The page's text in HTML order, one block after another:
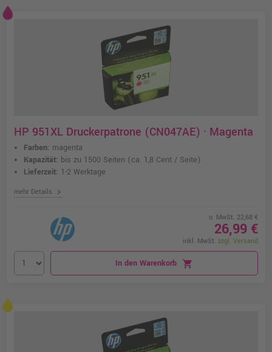
HP 951XL Druckerpatrone (CN047AE) · Magenta
Farben: magenta
Kapazität: bis zu 1500 Seiten (ca. 1,8 Cent / Seite)
Lieferzeit: 1-2 Werktage
mehr Details chevron_right
o. MwSt. 22,68 €
26,99 €
inkl. MwSt. zzgl. Versand
In den Warenkorb shopping_cart